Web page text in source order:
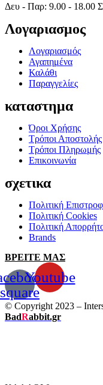
Δευ - Παρ: 9.00 - 18.00
Λογαριασμος
Λογαριασμός
Αγαπημένα
Καλάθι
Παραγγελίες
καταστημα
Όροι Χρήσης
Τρόποι Αποστολής
Τρόποι Πληρωμής
Επικοινωνία
σχετικα
Πολιτική
Πολιτική Cookies
Πολιτική
Brands
ΒΡΕΙΤΕ ΜΑΣ
square
Youtube
© Copyright 2023 –
BadRabbit.gr